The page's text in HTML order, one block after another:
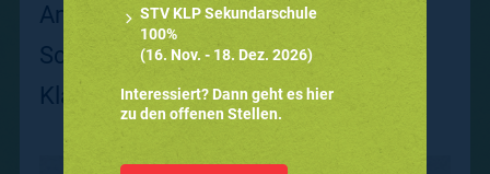
Betreuung
Information
Am 7. Februar durften wir die
Schulfasnacht vom KIGA bis zur 6.
Klasse gemeinsam feiern.
STV KLP Sekundarschule
100%
(16. Nov. - 18. Dez. 2026)
Interessiert? Dann geht es hier
zu den offenen Stellen.